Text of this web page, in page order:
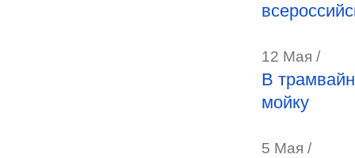
12 Мая /
В
мойку
5 Мая /